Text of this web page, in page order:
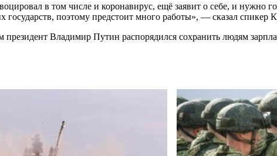
в том числе и коронавирус, ещё заявит о себе, и нужно
поэтому предстоит много работы», — сказал спикер
Владимир Путин распорядился сохранить людям